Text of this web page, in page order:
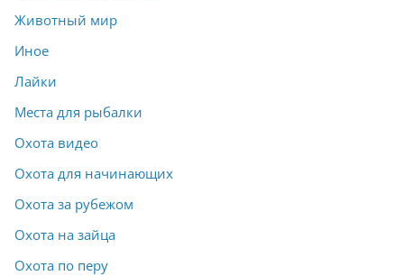
Животный мир
Иное
Лайки
Места для рыбалки
Охота видео
Охота для начинающих
Охота за рубежом
Охота на зайца
Охота по перу